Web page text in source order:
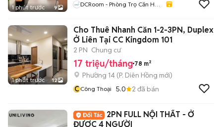
1 phút trước 9
DCRoom - Phòng Trọ Căn Hộ
1 phút trước 12
Cho Thuê Nhanh Căn 1-2-3PN, Duplex
Ở Liên Tại CC Kingdom 101
2 PN Chung cư
17 triệu/tháng 78 m²
Phường 14 (P. Diên Hồng mới)
CCông Thoại 5.0 2 đã bán
2PN FULL NỘI THẤT - Ở
ĐƯỢC 4 NGƯỜI